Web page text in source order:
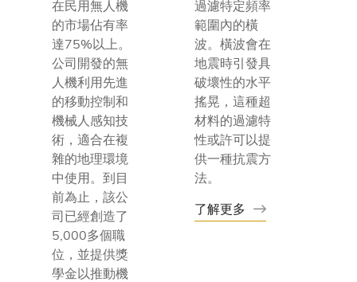
在民用無人機
的市場佔有率
達75%以上。
公司開發的無
人機利用先進
的移動控制和
機械人感知技
術，適合在複
雜的地理環境
中使用。到目
前為止，該公
司已經創造了
5,000多個職
位，並提供獎
學金以推動機
過濾特定頻率
範圍內的橫
波。橫波會在
地震時引發具
破壞性的水平
搖晃，這種超
材料的過濾特
性或許可以提
供一種抗震方
法。
了解更多